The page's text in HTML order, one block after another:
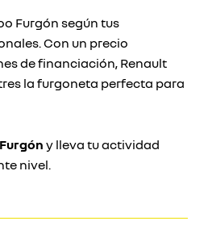
Furgón según tus
Con un precio
de financiación, Renault
la furgoneta perfecta para
y lleva tu actividad
nivel.